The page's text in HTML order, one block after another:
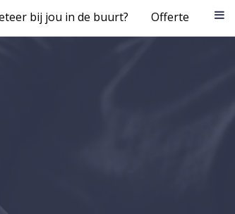
bij jou in de buurt? Offerte